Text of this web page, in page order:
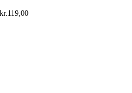
kr.119,00